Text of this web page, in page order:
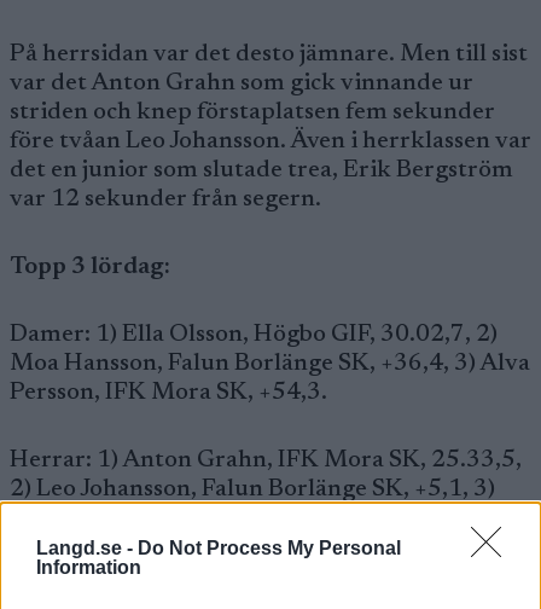
Langd.se - Do Not Process My Personal
Information
På herrsidan var det desto jämnare. Men till sist
var det Anton Grahn som gick vinnande ur
striden och knep förstaplatsen fem sekunder
före tvåan Leo Johansson. Även i herrklassen var
det en junior som slutade trea, Erik Bergström
var 12 sekunder från segern.
Topp 3 lördag:
Damer: 1) Ella Olsson, Högbo GIF, 30.02,7, 2)
Moa Hansson, Falun Borlänge SK, +36,4, 3) Alva
Persson, IFK Mora SK, +54,3.
Herrar: 1) Anton Grahn, IFK Mora SK, 25.33,5,
2) Leo Johansson, Falun Borlänge SK, +5,1, 3)